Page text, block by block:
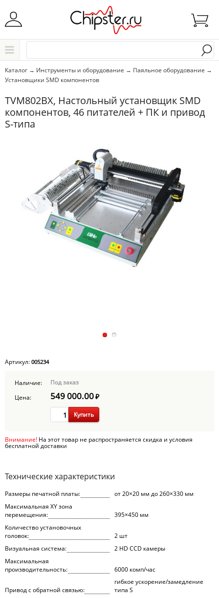
Начните водить название города..
Выбрать
Каталог → Инструменты и оборудование → Паяльное оборудование →
Установщики SMD компонентов
TVM802BX, Настольный установщик SMD
компонентов, 46 питателей + ПК и привод
S-типа
Артикул: 005234
Наличие:
Под заказ
Цена:
549 000.00₽
Купить
Внимание! На этот товар не распространяется скидка и условия
бесплатной доставки
Технические характеристики
Размеры печатной платы:
от 20×20 мм до 260×330 мм
Максимальная XY зона
перемещения:
395×450 мм
Количество установочных
головок:
2 шт
Визуальная система:
2 HD CCD камеры
Максимальная
производительность:
6000 комп/час
Привод с обратной связью:
гибкое ускорение/замедление
типа S